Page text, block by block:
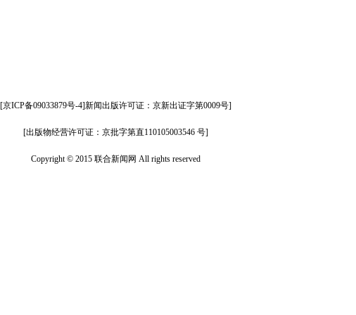
[京ICP备09033879号-4]新闻出版许可证：京新出证字第0009号]
[出版物经营许可证：京批字第直110105003546 号]
Copyright © 2015 联合新闻网 All rights reserved